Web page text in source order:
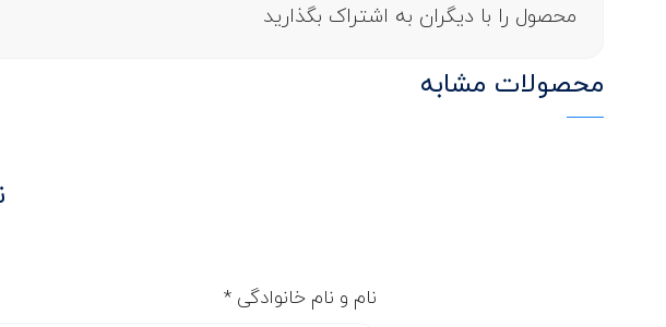
محصول را با دیگران به اشتراک بگذارید
محصولات مشابه
نام و نام خانوادگی*